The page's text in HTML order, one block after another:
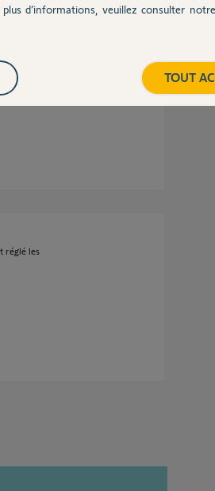
réglé les
d’informations, veuillez consulter notre
TOUT